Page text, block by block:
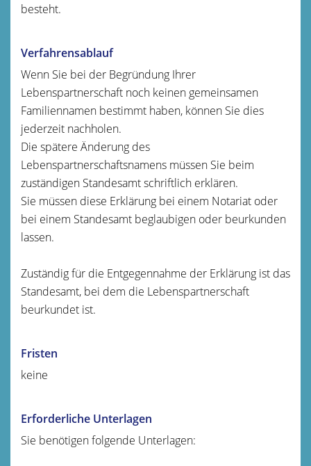
besteht.
Verfahrensablauf
Wenn Sie bei der Begründung Ihrer
Lebenspartnerschaft noch keinen gemeinsamen
Familiennamen bestimmt haben, können Sie dies
jederzeit nachholen.
Die spätere Änderung des
Lebenspartnerschaftsnamens müssen Sie beim
zuständigen Standesamt schriftlich erklären.
Sie müssen diese Erklärung bei einem Notariat oder
bei einem Standesamt beglaubigen oder beurkunden
lassen.
Zuständig für die Entgegennahme der Erklärung ist das
Standesamt, bei dem die Lebenspartnerschaft
beurkundet ist.
Fristen
keine
Erforderliche Unterlagen
Sie benötigen folgende Unterlagen: